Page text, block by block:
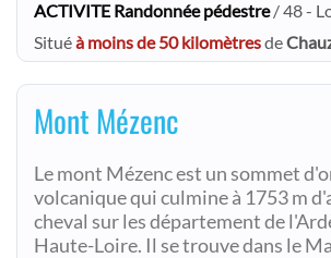
ACTIVITE Randonnée pédestre/ 48 -
Situéà moins de 50 kilomètresde
Mont Mézenc
Le mont Mézenc est un sommet
volcanique qui culmine à 1753 m
cheval sur les département de
Haute-Loire. Il se trouve dans le